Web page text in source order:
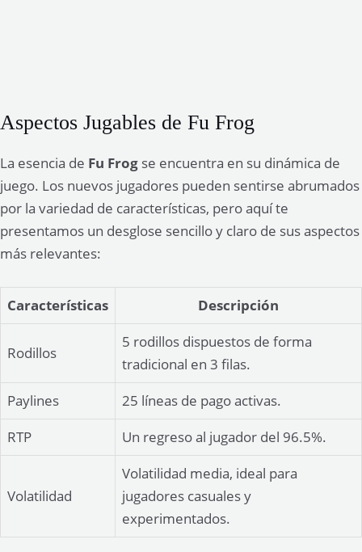
Aspectos Jugables de Fu Frog
La esencia de Fu Frog se encuentra en su dinámica de
juego. Los nuevos jugadores pueden sentirse abrumados
por la variedad de características, pero aquí te
presentamos un desglose sencillo y claro de sus aspectos
más relevantes:
Características Descripción
Rodillos
5 rodillos dispuestos de forma
tradicional en 3 filas.
Paylines
25 líneas de pago activas.
RTP
Un regreso al jugador del 96.5%.
Volatilidad
Volatilidad media, ideal para
jugadores casuales y
experimentados.